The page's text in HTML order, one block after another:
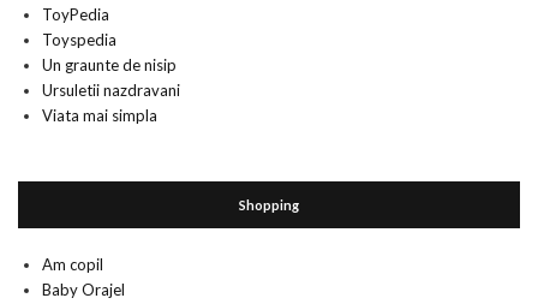
ToyPedia
Toyspedia
Un graunte de nisip
Ursuletii nazdravani
Viata mai simpla
Shopping
Am copil
Baby Orajel